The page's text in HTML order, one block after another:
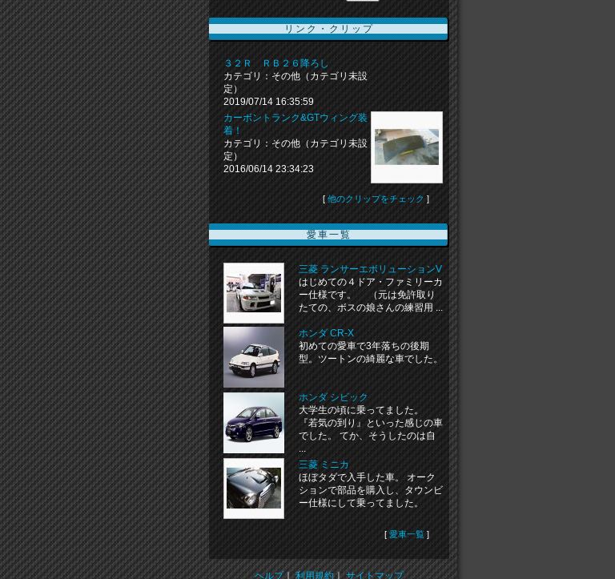
リンク・クリップ
３２Ｒ ＲＢ２６降ろし
カテゴリ：その他（カテゴリ未設
定）
2019/07/14 16:35:59
カーボントランク&GTウィング装
着！
カテゴリ：その他（カテゴリ未設
定）
2016/06/14 23:34:23
[ 他のクリップをチェック ]
愛車一覧
三菱 ランサーエボリューションV
はじめての４ドア・ファミリーカ
ー仕様です。 （元は免許取り
たての、ボスの娘さんの練習用 ...
ホンダ CR-X
初めての愛車で3年落ちの後期
型。ツートンの綺麗な車でした。
ホンダ シビック
大学生の頃に乗ってました。
『若気の到り』といった感じの車
でした。 てか、そうしたのは自
...
三菱 ミニカ
ほぼタダで入手した車。 オーク
ションで部品を購入し、タウンビ
ー仕様にして乗ってました。
[愛車一覧 ]
ヘルプ｜利用規約｜サイトマップ